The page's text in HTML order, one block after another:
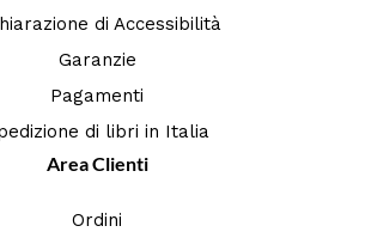
di Accessibilità
Garanzie
Pagamenti
di libri in Italia
Area Clienti
Ordini